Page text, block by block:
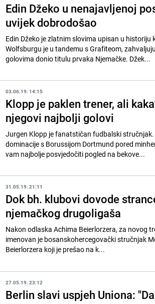
Edin Džeko u nenajavljenoj
uvijek dobrodošao
Edin Džeko je zlatnim slovima upisan u
Wolfsburgu je u tandemu s Grafiteom,
golovima donio titulu prvaka Njemačke. Džek...
03.06.19. 14:15
Klopp je paklen trener, ali
njegovi najbolji golovi
Jurgen Klopp je fanatstičan fudbalski
dominacije s Borussijom Dortmund pored
vam najbolje posvjedočiti pogled na bekove...
31.05.19. 21:11
Dok bh. klubovi dovode
njemačkog drugoligaša
Nakon odlaska Achima Beierlorzera, za novog
imenovan je bosanskohercegovački stručnjak
Beierlorzera koji je prešao na k...
27.05.19. 23:12
Berlin slavi uspjeh Uniona: